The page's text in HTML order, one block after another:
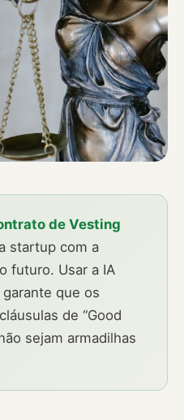
de Vesting
startup com a
futuro. Usar a IA
que os
de “Good
sejam armadilhas